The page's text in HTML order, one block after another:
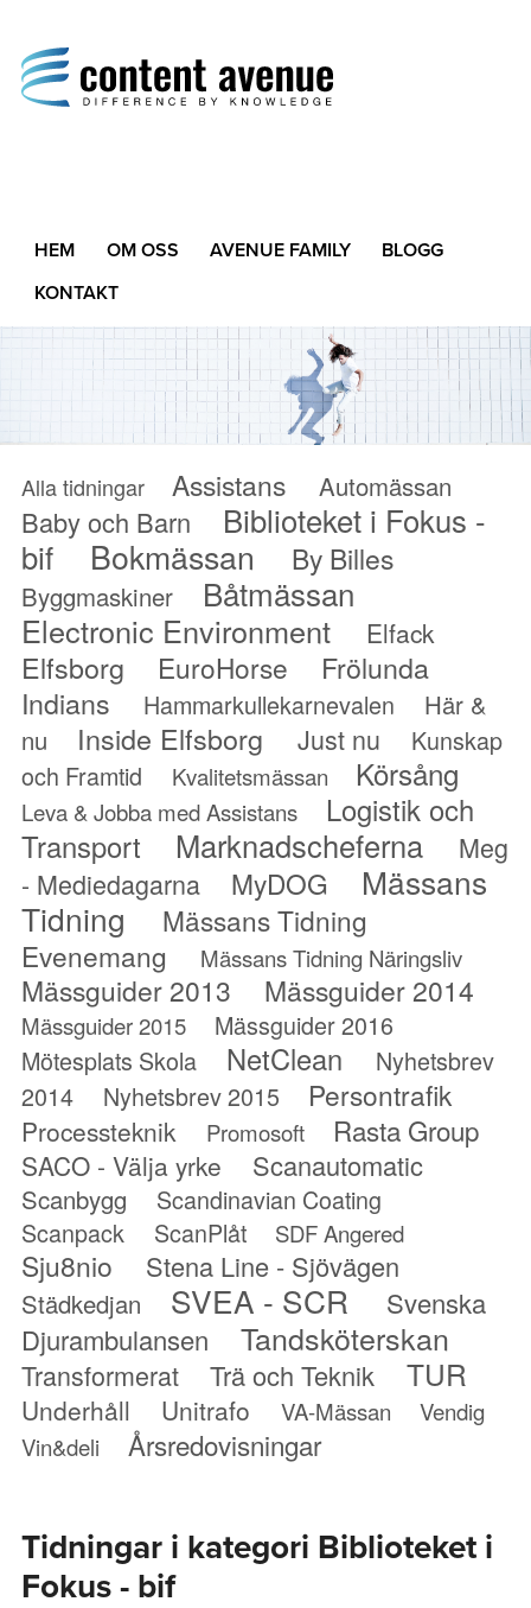
Difference by Knowledge
HEM OM OSS AVENUE FAMILY
BLOGG
KONTAKT
Alla tidningar Assistans Automässan
Baby och Barn
Biblioteket i Fokus -
bif
Bokmässan By Billes
Byggmaskiner Båtmässan
Electronic Environment Elfack
Elfsborg EuroHorse
Frölunda
Indians
Hammarkullekarnevalen
Här &
nu
Inside Elfsborg Just nu
Kunskap
och Framtid
Kvalitetsmässan Körsång
Leva & Jobba med Assistans
Logistik och
Transport
Marknadscheferna
Meg
- Mediedagarna
MyDOG
Mässans
Tidning
Mässans Tidning
Evenemang
Mässans Tidning Näringsliv
Mässguider 2013 Mässguider 2014
Mässguider 2015
Mässguider 2016
Mötesplats Skola
NetClean
Nyhetsbrev
2014
Nyhetsbrev 2015 Persontrafik
Processteknik Promosoft Rasta Group
SACO - Välja yrke Scanautomatic
Scanbygg
Scandinavian Coating
Scanpack
ScanPlåt SDF Angered
Sju8nio Stena Line - Sjövägen
Städkedjan SVEA - SCR
Svenska
Djurambulansen
Tandsköterskan
Transformerat Trä och Teknik TUR
Underhåll Unitrafo VA-Mässan
Vendig
Vin&deli
Årsredovisningar
Tidningar i kategori Biblioteket i
Fokus - bif